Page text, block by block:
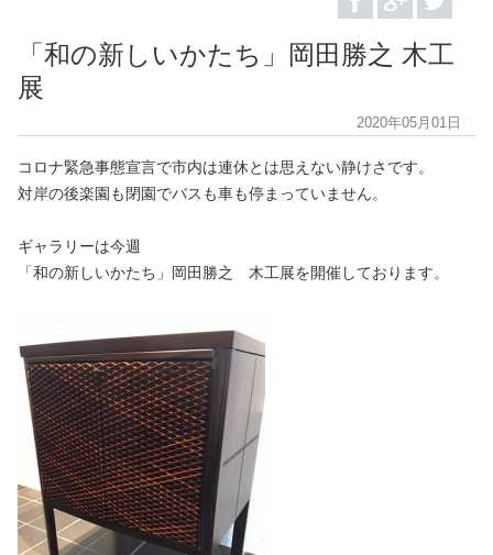
「和の新しいかたち」岡田勝之 木工
展
2020年05月01日
コロナ緊急事態宣言で市内は連休とは思えない静けさです。
対岸の後楽園も閉園でバスも車も停まっていません。
ギャラリーは今週
「和の新しいかたち」岡田勝之 木工展を開催しております。